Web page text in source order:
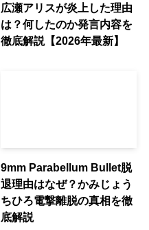
広瀬アリスが炎上した理由
は？何したのか発言内容を
徹底解説【2026年最新】
9mm Parabellum Bullet脱
退理由はなぜ？かみじょう
ちひろ電撃離脱の真相を徹
底解説